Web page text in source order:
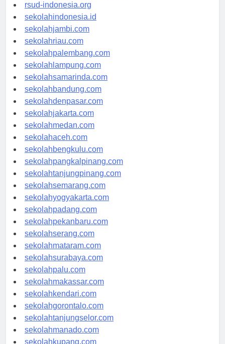
rsudkisaran-asahankab.org
rsud-indonesia.org
sekolahindonesia.id
sekolahjambi.com
sekolahriau.com
sekolahpalembang.com
sekolahlampung.com
sekolahsamarinda.com
sekolahbandung.com
sekolahdenpasar.com
sekolahjakarta.com
sekolahmedan.com
sekolahaceh.com
sekolahbengkulu.com
sekolahpangkalpinang.com
sekolahtanjungpinang.com
sekolahsemarang.com
sekolahyogyakarta.com
sekolahpadang.com
sekolahpekanbaru.com
sekolahserang.com
sekolahmataram.com
sekolahsurabaya.com
sekolahpalu.com
sekolahmakassar.com
sekolahkendari.com
sekolahgorontalo.com
sekolahtanjungselor.com
sekolahmanado.com